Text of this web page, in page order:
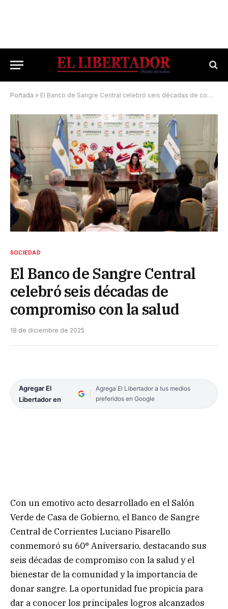
Portada » El Banco de Sangre Central celebró seis décadas de compromiso con la salud
SOCIEDAD
El Banco de Sangre Central
celebró seis décadas de
compromiso con la salud
18 de diciembre de 2025
Agregar El
Libertador en
Agrega El Libertador a tus medios
preferidos en Google
Con un emotivo acto desarrollado en el Salón
Verde de Casa de Gobierno, el Banco de Sangre
Central de Corrientes Luciano Pisarello
conmemoró su 60° Aniversario, destacando sus
seis décadas de compromiso con la salud y el
bienestar de la comunidad y la importancia de
donar sangre. La oportunidad fue propicia para
dar a conocer los principales logros alcanzados